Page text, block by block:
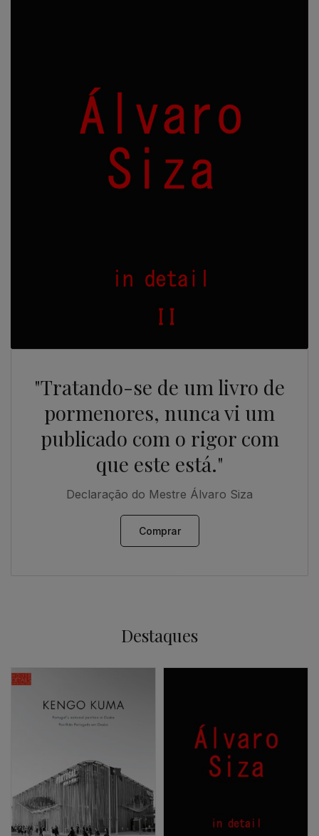
"Tratando-se de um livro de
pormenores, nunca vi um
publicado com o rigor com
que este está."
Declaração do Mestre Álvaro Siza
Comprar
Destaques